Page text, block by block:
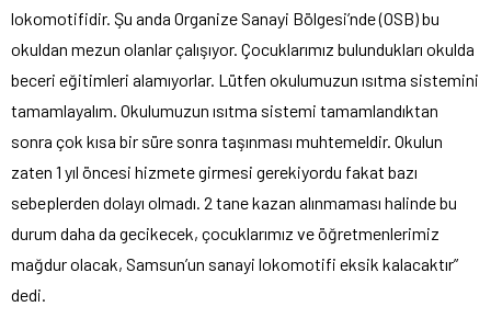
lokomotifidir. Şu anda Organize Sanayi Bölgesi’nde (OSB) bu
okuldan mezun olanlar çalışıyor. Çocuklarımız bulundukları okulda
beceri eğitimleri alamıyorlar. Lütfen okulumuzun ısıtma sistemini
tamamlayalım. Okulumuzun ısıtma sistemi tamamlandıktan
sonra çok kısa bir süre sonra taşınması muhtemeldir. Okulun
zaten 1 yıl öncesi hizmete girmesi gerekiyordu fakat bazı
sebeplerden dolayı olmadı. 2 tane kazan alınmaması halinde bu
durum daha da gecikecek, çocuklarımız ve öğretmenlerimiz
mağdur olacak, Samsun’un sanayi lokomotifi eksik kalacaktır”
dedi.